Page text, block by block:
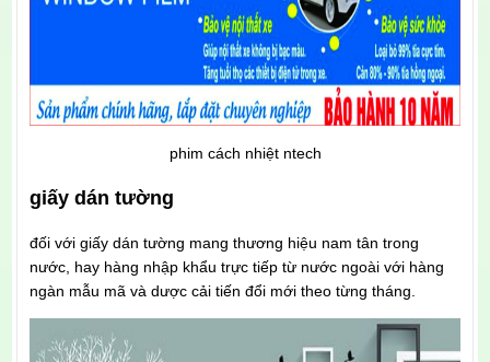
phim cách nhiệt ntech
giấy dán tường
đối với giấy dán tường mang thương hiệu nam tân trong
nước, hay hàng nhập khẩu trực tiếp từ nước ngoài với hàng
ngàn mẫu mã và dược cải tiến đổi mới theo từng tháng.